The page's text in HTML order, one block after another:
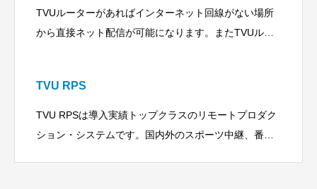
TVUルーターがあればインターネット回線がない場所
から直接ネット配信が可能になります。またTVUルー
TVU RPS
TVU RPSは導入実績トップクラスのリモートプロダク
ション・システムです。国内外のスポーツ中継、番組